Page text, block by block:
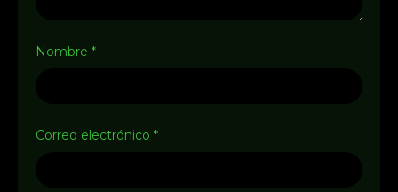
Nombre *
Correo electrónico *